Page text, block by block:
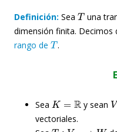
Definición: Sea
T
una
dimensión finita. Decimos
rango de
T
.
Sea
K=
y sean
V
vectoriales.
T:V⟶